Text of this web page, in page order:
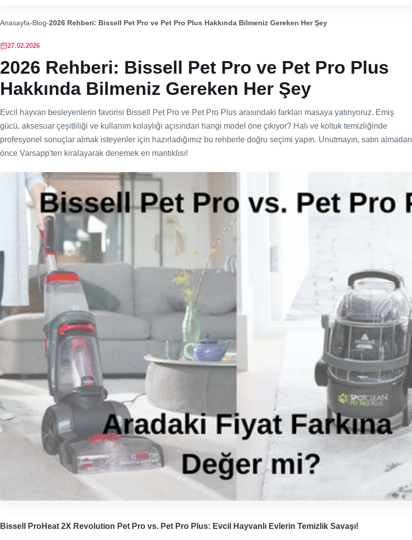
Anasayfa-Blog-2026 Rehberi: Bissell Pet Pro ve Pet Pro Plus Hakkında Bilmeniz Gereken Her Şey
27.02.2026
2026 Rehberi: Bissell Pet Pro ve Pet Pro Plus
Hakkında Bilmeniz Gereken Her Şey
Evcil hayvan besleyenlerin favorisi Bissell Pet Pro ve Pet Pro Plus arasındaki farkları masaya yatırıyoruz. Emiş
gücü, aksesuar çeşitliliği ve kullanım kolaylığı açısından hangi model öne çıkıyor? Halı ve koltuk temizliğinde
profesyonel sonuçlar almak isteyenler için hazırladığımız bu rehberle doğru seçimi yapın. Unutmayın, satın almadan
önce Varsapp'ten kiralayarak denemek en mantıklısı!
Bissell ProHeat 2X Revolution Pet Pro vs. Pet Pro Plus: Evcil Hayvanlı Evlerin Temizlik Savaşı!